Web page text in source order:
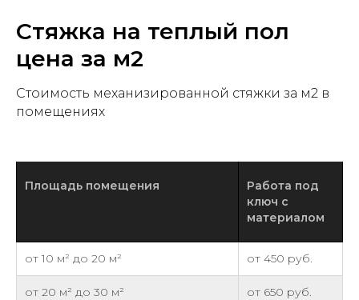
Стяжка на теплый пол
цена за м2
Стоимость механизированной стяжки за м2 в
помещениях
Площадь помещения
Работа под
ключ с
материалом
от 10 м² до 20 м² от 450 руб.
от 20 м² до 30 м² от 650 руб.